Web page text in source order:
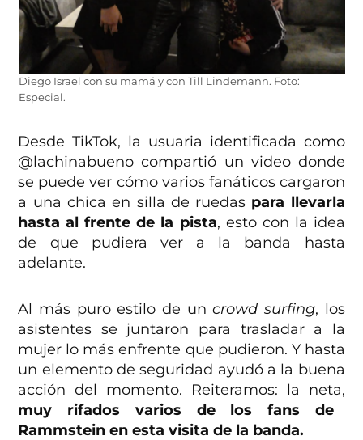
Diego Israel con su mamá y con Till Lindemann. Foto:
Especial.
Desde TikTok, la usuaria identificada como
@lachinabueno compartió un video donde
se puede ver cómo varios fanáticos cargaron
a una chica en silla de ruedas para llevarla
hasta al frente de la pista, esto con la idea
de que pudiera ver a la banda hasta
adelante.
Al más puro estilo de uncrowd surfing, los
asistentes se juntaron para trasladar a la
mujer lo más enfrente que pudieron. Y hasta
un elemento de seguridad ayudó a la buena
acción del momento. Reiteramos: la neta,
muy rifados varios de los fans de
Rammstein en esta visita de la banda.